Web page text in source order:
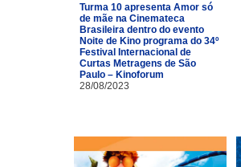
Turma 10 apresenta Amor só
de mãe na Cinemateca
Brasileira dentro do evento
Noite de Kino programa do 34º
Festival Internacional de
Curtas Metragens de São
Paulo – Kinoforum
28/08/2023